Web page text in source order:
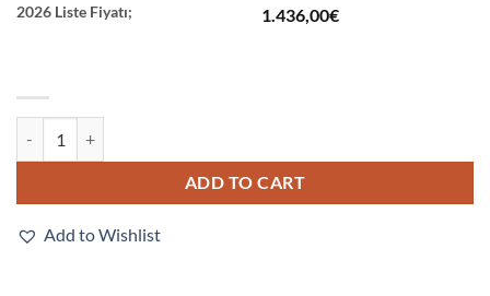
2026 Liste Fiyatı; 1.436,00€
ADD TO CART
Add to Wishlist